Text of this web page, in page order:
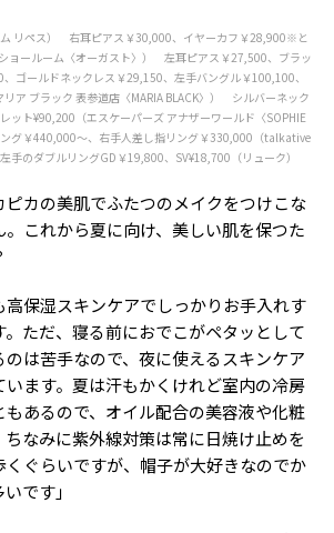
リペス） 右耳ピアス￥30,000、イヤーカフ￥28,900※と
ョールーム〈オーガスト〉） 左耳ピアス￥27,500、ブラッ
ゴールドネックレス￥29,150、左手バングル￥100,100、
ア ブラック 表参道店〈MARIA BLACK〉） シルバーネック
ット¥90,200（エスケーパーズ アナザーワールド〈SOPHIE
グ￥440,000～、右手人差し指リング￥330,000（talkative
のダブルリングGD￥19,800、SV¥18,700（リューク）
ピカの美肌でふたつのメイクをつけこな
。これから夏に向け、美しい肌を保つた
高保湿スキンケアでしっかりお手入れす
ただ、寝る前におでこがペタッとして
は苦手なので、夜に使えるスキンケア
ます。夏は汗もかくけれど室内の冷房
あるので、オイル配合の美容液や化粧
なみに紫外線対策は常に日焼け止めを
ぐらいですが、帽子が大好きなのでか
です」